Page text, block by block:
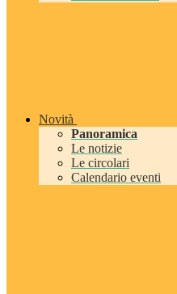
Novità
Panoramica
Le notizie
Le circolari
Calendario eventi